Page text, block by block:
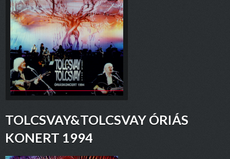
TOLCSVAY&TOLCSVAY ÓRIÁS
KONERT 1994